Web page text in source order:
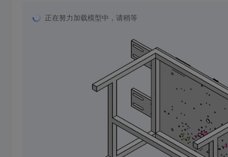
正在努力加载模型中，请稍等